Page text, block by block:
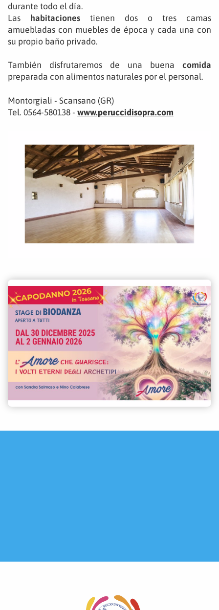
durante todo el día.
Las habitaciones tienen dos o tres camas
amuebladas con muebles de época y cada una con
su propio baño privado.
También disfrutaremos de una buena comida
preparada con alimentos naturales por el personal.
Montorgiali - Scansano (GR)
Tel. 0564-580138 - www.peruccidisopra.com